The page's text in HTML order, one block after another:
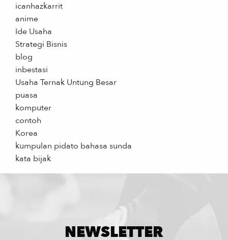
icanhazkarrit
anime
Ide Usaha
Strategi Bisnis
blog
inbestasi
Usaha Ternak Untung Besar
puasa
komputer
contoh
Korea
kumpulan pidato bahasa sunda
kata bijak
NEWSLETTER